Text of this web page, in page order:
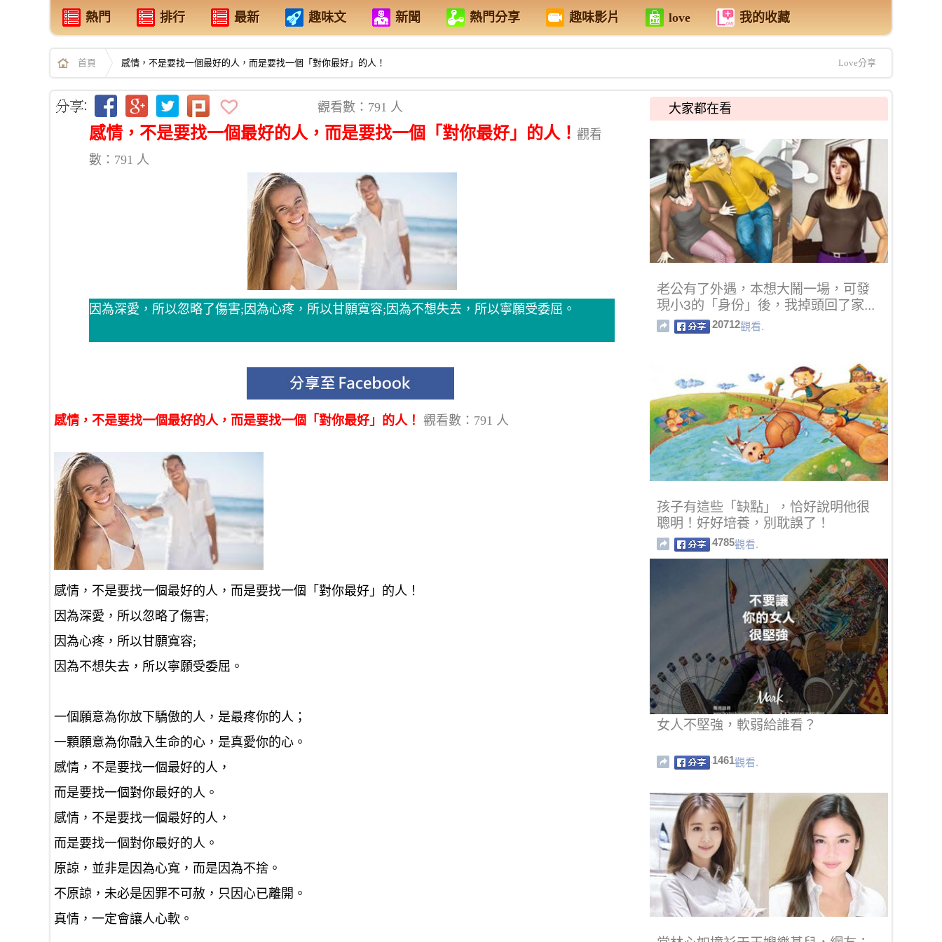
熱門 排行 最新 趣味文 新聞 熱門分享 趣味影片 love 我的收藏
首頁 感情，不是要找一個最好的人，而是要找一個「對你最好」的人！ Love分享
觀看數：791 人
感情，不是要找一個最好的人，而是要找一個「對你最好」的人！ 觀看
數：791 人
因為深愛，所以忽略了傷害;因為心疼，所以甘願寬容;因為不想失去，所以寧願受委屈。
感情，不是要找一個最好的人，而是要找一個「對你最好」的人！ 觀看數：791 人
感情，不是要找一個最好的人，而是要找一個「對你最好」的人！
因為深愛，所以忽略了傷害;
因為心疼，所以甘願寬容;
因為不想失去，所以寧願受委屈。
一個願意為你放下驕傲的人，是最疼你的人；
一顆願意為你融入生命的心，是真愛你的心。
感情，不是要找一個最好的人，
而是要找一個對你最好的人。
感情，不是要找一個最好的人，
而是要找一個對你最好的人。
原諒，並非是因為心寬，而是因為不捨。
不原諒，未必是因罪不可赦，只因心已離開。
真情，一定會讓人心軟。
大家都在看
老公有了外遇，本想大鬧一場，可發
現小3的「身份」後，我掉頭回了家...
20712觀看.
孩子有這些「缺點」，恰好說明他很
聰明！好好培養，別耽誤了！
4785觀看.
女人不堅強，軟弱給誰看？
1461觀看.